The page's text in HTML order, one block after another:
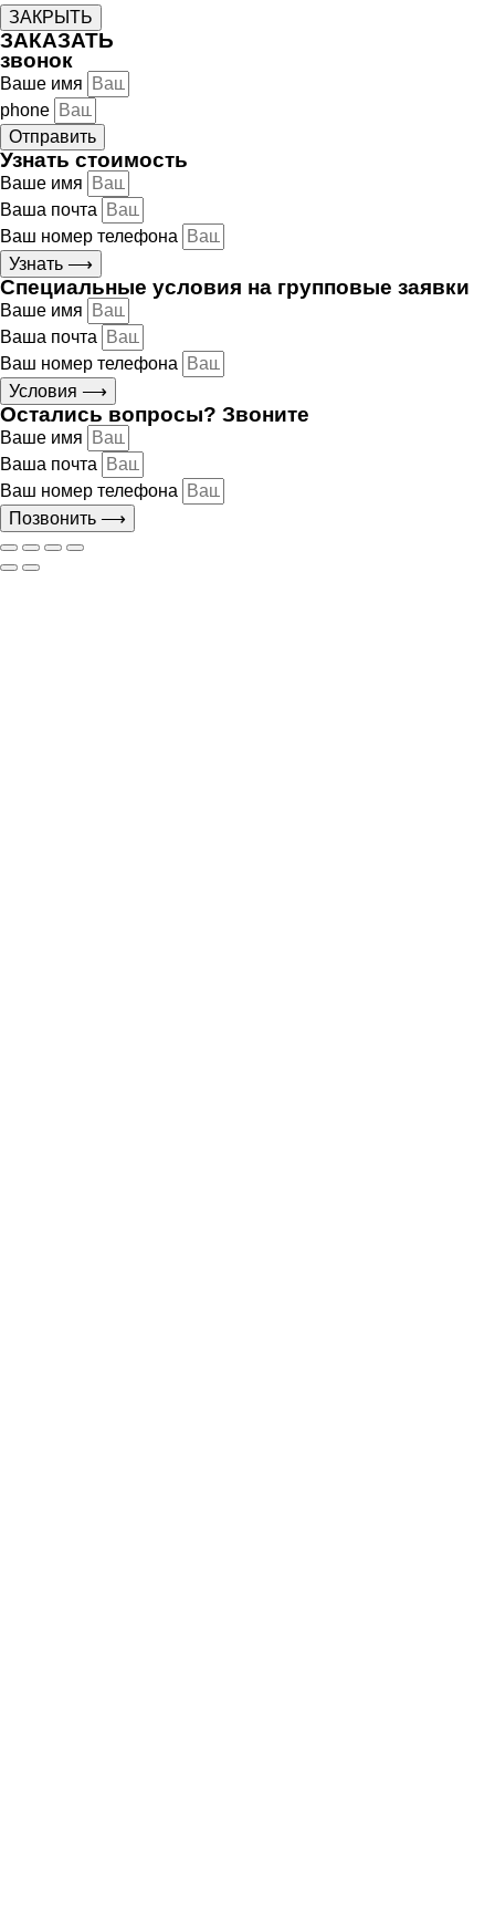
ЗАКРЫТЬ
ЗАКАЗАТЬ
звонок
Ваше имя
phone
Отправить
Узнать стоимость
Ваше имя
Ваша почта
Ваш номер телефона
Узнать ⟶
Специальные условия на групповые заявки
Ваше имя
Ваша почта
Ваш номер телефона
Условия ⟶
Остались вопросы? Звоните
Ваше имя
Ваша почта
Ваш номер телефона
Позвонить ⟶